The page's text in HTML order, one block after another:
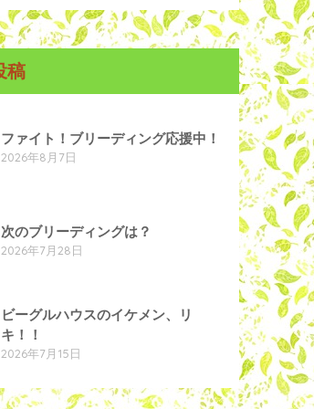
稿
ファイト！ブリーディング応援中！
2026年8月7日
次のブリーディングは？
2026年7月28日
ビーグルハウスのイケメン、リ
キ！！
2026年7月15日